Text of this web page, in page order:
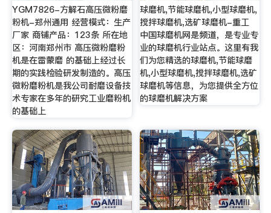
YGM7826-方解石高压微粉磨
粉机-郑州通用 经营模式：生产
厂家 商铺产品：123条 所在地
区：河南郑州市 高压微粉磨粉
机是在雷蒙磨 的基础上经过长
期的实践检验研发制造的。高压
微粉磨粉机是我公司耐磨设备技
术专家在多年的研究工业磨粉机
的基础上
球磨机,节能球磨机,小型球磨机,
搅拌球磨机,选矿球磨机-重工
中国球磨机网是频道，是专业专
业的球磨机行业站点。这里有我
们为您精选的球磨机,节能球磨
机,小型球磨机,搅拌球磨机,选矿
球磨机等信息，为您提供全方位
的球磨机解决方案